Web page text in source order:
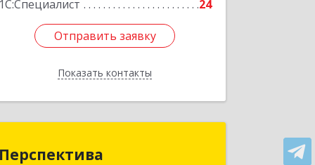
1С:Специалист
24
Отправить заявку
Показать контакты
Отправить заявку
Назад
Перспектива